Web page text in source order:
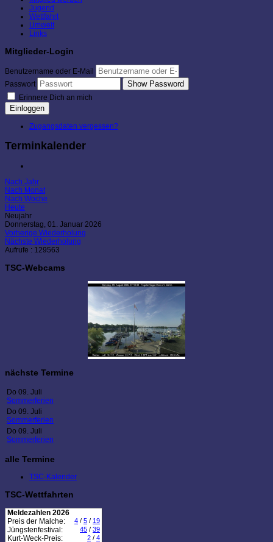
Jugend
Wettfahrt
Umwelt
Links
Mitglieder-Login
Benutzername oder E-Mail
Passwort
Show Password
Erinnere Dich an mich
Einloggen
Zugangsdaten vergessen?
Terminkalender
Nach Jahr
Nach Monat
Nach Woche
Heute
Neujahr
Donnerstag, 01. Januar 2026
Vorherige Wiederholung
Nächste Wiederholung
Aufrufe : 129563
TSC-Webcams
nächste Termine
Do 09. Juli
Sommerferien
Do 09. Juli
Sommerferien
Do 09. Juli
Sommerferien
alle Termine
TSC-Kalender
TSC-Wettfahrten
Meldezahlen 2026
Preis der Malche:
4 / 5 / 19
Jüngstenfestival: 45 / 39
Kurt-Weck-Preis: 2 / 4